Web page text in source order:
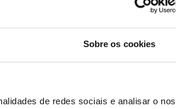
Sobre os cookies
de redes sociais e analisar o